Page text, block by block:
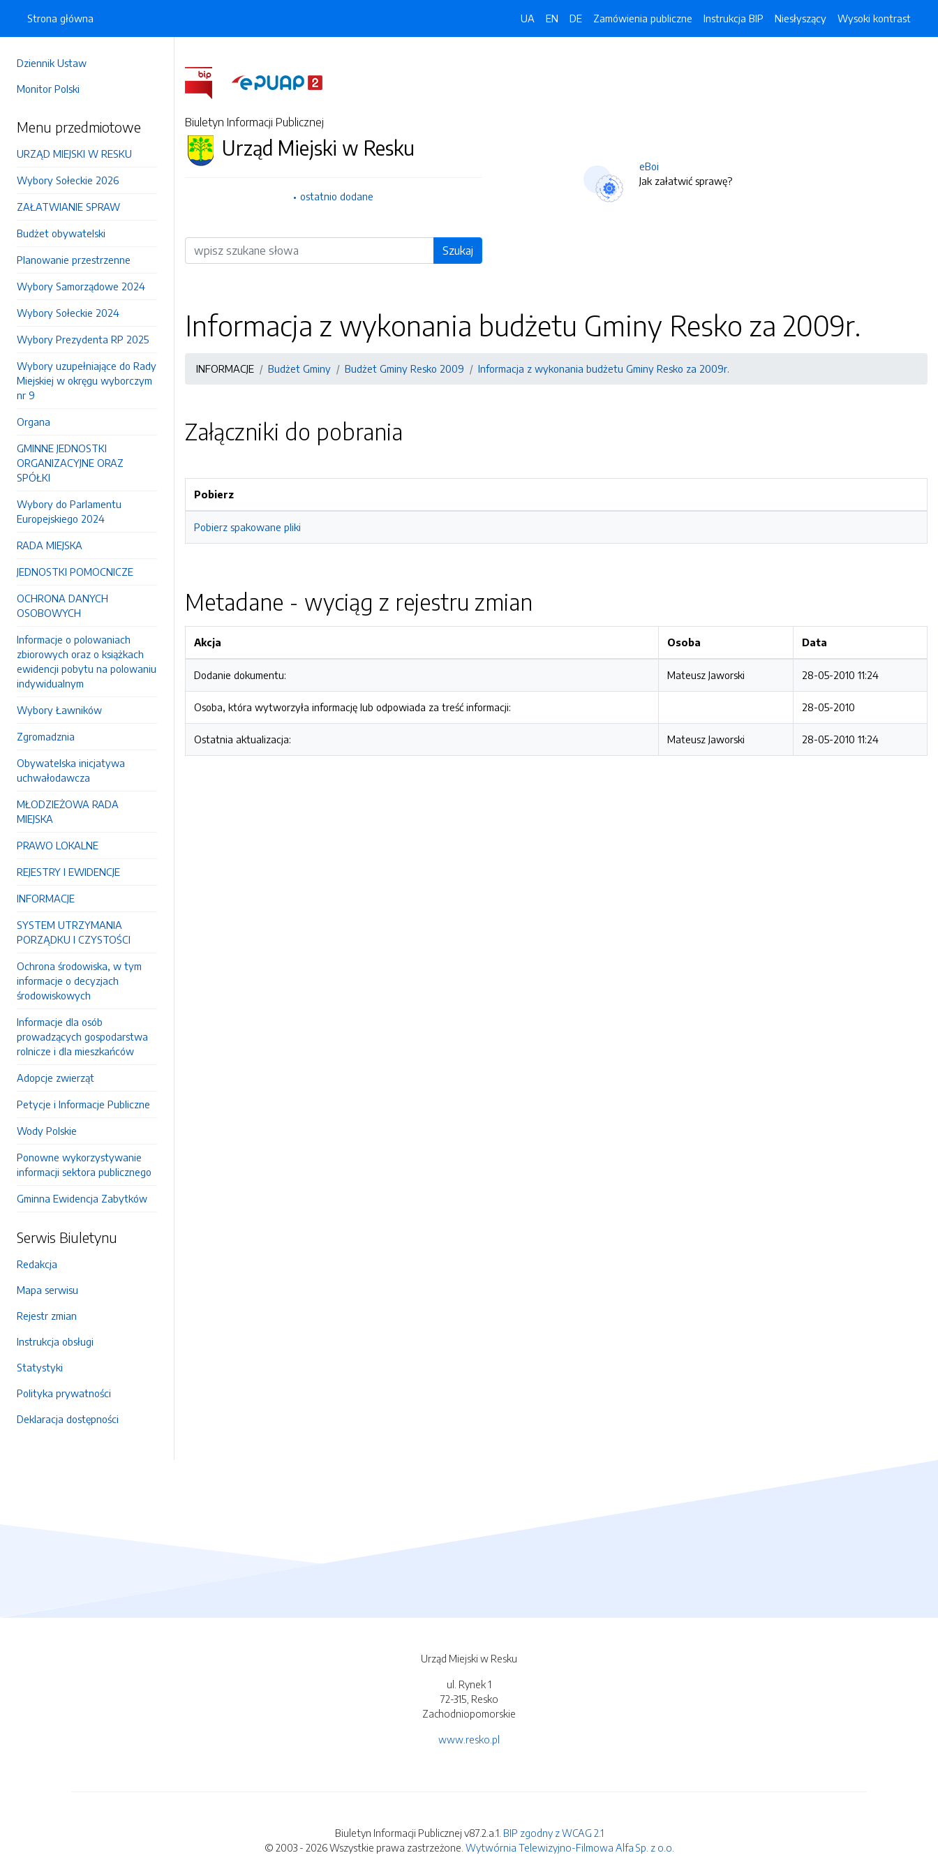
Dziennik Ustaw
Monitor Polski
Menu przedmiotowe
URZĄD MIEJSKI W RESKU
Wybory Sołeckie 2026
ZAŁATWIANIE SPRAW
Budżet obywatelski
Planowanie przestrzenne
Wybory Samorządowe 2024
Wybory Sołeckie 2024
Wybory Prezydenta RP 2025
Wybory uzupełniające do Rady
Miejskiej w okręgu wyborczym
nr 9
Organa
GMINNE JEDNOSTKI
ORGANIZACYJNE ORAZ
SPÓŁKI
Wybory do Parlamentu
Europejskiego 2024
RADA MIEJSKA
JEDNOSTKI POMOCNICZE
OCHRONA DANYCH
OSOBOWYCH
Informacje o polowaniach
zbiorowych oraz o książkach
ewidencji pobytu na polowaniu
indywidualnym
Wybory Ławników
Zgromadznia
Obywatelska inicjatywa
uchwałodawcza
MŁODZIEŻOWA RADA
MIEJSKA
PRAWO LOKALNE
REJESTRY I EWIDENCJE
INFORMACJE
SYSTEM UTRZYMANIA
PORZĄDKU I CZYSTOŚCI
Ochrona środowiska, w tym
informacje o decyzjach
środowiskowych
Informacje dla osób
prowadzących gospodarstwa
rolnicze i dla mieszkańców
Adopcje zwierząt
Petycje i Informacje Publiczne
Wody Polskie
Ponowne wykorzystywanie
informacji sektora publicznego
Gminna Ewidencja Zabytków
Serwis Biuletynu
Redakcja
Mapa serwisu
Rejestr zmian
Instrukcja obsługi
Statystyki
Polityka prywatności
Deklaracja dostępności
Strona główna UA EN DE Zamówienia publiczne Instrukcja BIP Niesłyszący Wysoki kontrast
Biuletyn Informacji Publicznej
Urząd Miejski w Resku
ostatnio dodane
Wyszukiwarka Szukaj
eBoi
Jak załatwić sprawę?
Informacja z wykonania budżetu Gminy Resko za 2009r.
INFORMACJE Budżet Gminy Budżet Gminy Resko 2009 Informacja z wykonania budżetu Gminy Resko za 2009r.
Załączniki do pobrania
Pobierz
Pobierz spakowane pliki
Metadane - wyciąg z rejestru zmian
Akcja Osoba Data
Dodanie dokumentu: Mateusz Jaworski 28-05-2010 11:24
Osoba, która wytworzyła informację lub odpowiada za treść informacji: 28-05-2010
Ostatnia aktualizacja: Mateusz Jaworski 28-05-2010 11:24
Urząd Miejski w Resku
ul. Rynek 1
72-315, Resko
Zachodniopomorskie
www.resko.pl
Biuletyn Informacji Publicznej v87.2.a.1. BIP zgodny z WCAG 2.1
© 2003 - 2026 Wszystkie prawa zastrzeżone. Wytwórnia Telewizyjno-Filmowa Alfa Sp. z o.o.